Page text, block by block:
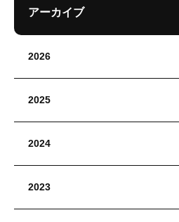
アーカイブ
2026
2025
2024
2023